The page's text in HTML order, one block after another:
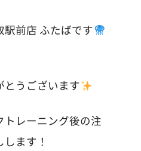
駅前店 ふたばです
とうございます
レーニング後の注
ます！